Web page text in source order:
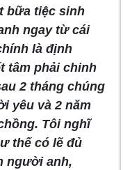
bữa tiệc sinh
ngay từ cái
là định
tâm phải chinh
2 tháng chúng
yêu và 2 năm
Tôi nghĩ
thế có lẽ đủ
người anh,